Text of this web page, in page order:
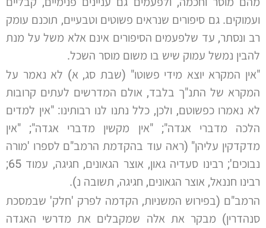
ועמוקים. גם סיפורים שנראים פשוטים וטבעיים, תוכנם עומק
רב ונסתר, עד שלפעמים הסיפורים אינם אלא משל על מנת
להבין נמשל עמוק שיש בו משום מוסר השכל.
"אין המקרא יוצא מידי פשוטו" (שבת סג, א) לא נאמר על
המקרא של התנ"ך בלבד, אולם המדרשים לעתים קרובות
לא נאמרו כפשוטם, ולכן, כלל נתנו לנו רבותינו: "אין למדים
הלכה מדברי אגדה"; "אין מקשין מדברי אגדה"; "אין
מדקדקין עליהן" (ראה עוד בהקדמת הרמב"ם לספרו 'מורה
נבוכים'; רבינו סעדיה גאון, אוצר הגאונים, חגיגה, עמוד 65;
רבינו חננאל, אוצר הגאונים, חגיגה, תשובה נ).
הרמב"ם (בפירוש המשניות, הקדמה לפרק 'חלק' שבמסכת
סנהדרין) מבקר את אלה שמקבלים את מדרשי האגדה